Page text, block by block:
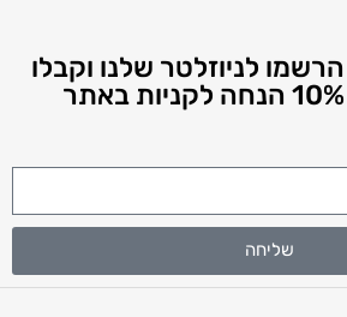
הרשמו לניוזלטר שלנו וקבלו
10% הנחה לקניות באתר
שליחה